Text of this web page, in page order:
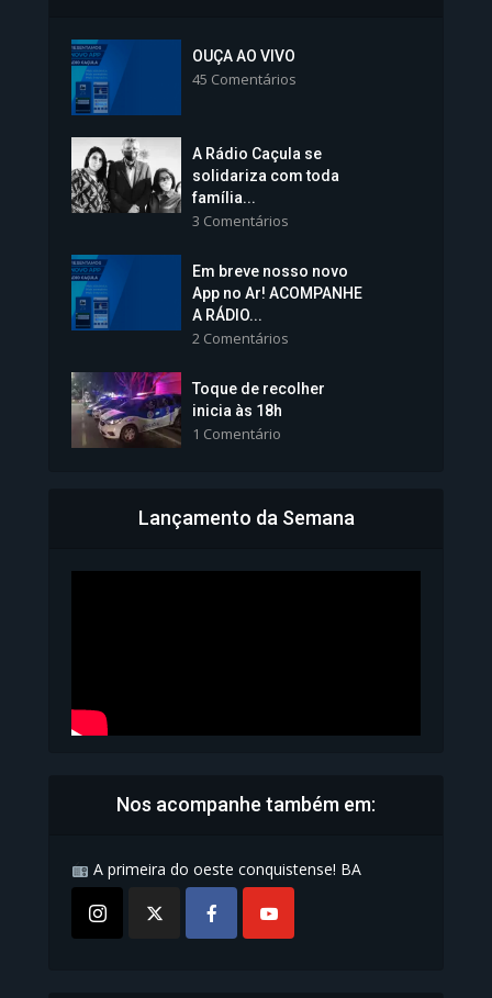
Colégios da Polícia...
Vice-Prefeita Sheila Lemos
tomará posse nesta...
1.101 Modos de exibição
Bahia inicia emissão da
OUÇA AO VIVO
45 Comentários
A Rádio Caçula se
solidariza com toda
família...
3 Comentários
Em breve nosso novo
App no Ar! ACOMPANHE
A RÁDIO...
2 Comentários
Toque de recolher
inicia às 18h
1 Comentário
Lançamento da Semana
Nos acompanhe também em:
A primeira do oeste conquistense! BA